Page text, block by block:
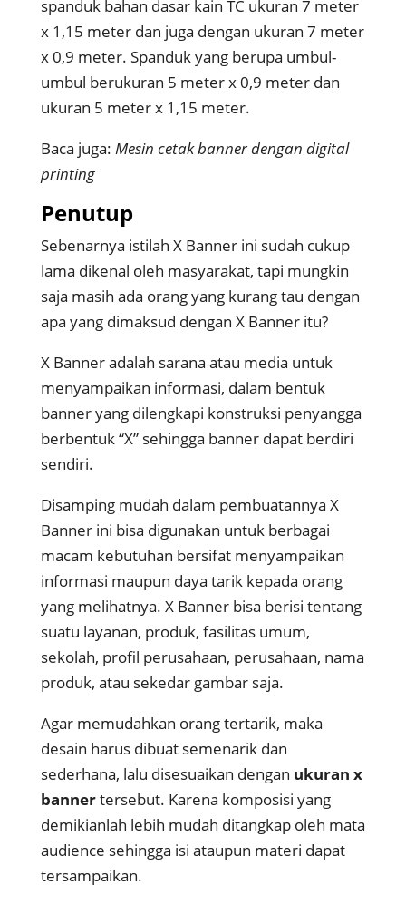
spanduk bahan dasar kain TC ukuran 7 meter
x 1,15 meter dan juga dengan ukuran 7 meter
x 0,9 meter. Spanduk yang berupa umbul-
umbul berukuran 5 meter x 0,9 meter dan
ukuran 5 meter x 1,15 meter.
Baca juga: Mesin cetak banner dengan digital
printing
Penutup
Sebenarnya istilah X Banner ini sudah cukup
lama dikenal oleh masyarakat, tapi mungkin
saja masih ada orang yang kurang tau dengan
apa yang dimaksud dengan X Banner itu?
X Banner adalah sarana atau media untuk
menyampaikan informasi, dalam bentuk
banner yang dilengkapi konstruksi penyangga
berbentuk “X” sehingga banner dapat berdiri
sendiri.
Disamping mudah dalam pembuatannya X
Banner ini bisa digunakan untuk berbagai
macam kebutuhan bersifat menyampaikan
informasi maupun daya tarik kepada orang
yang melihatnya. X Banner bisa berisi tentang
suatu layanan, produk, fasilitas umum,
sekolah, profil perusahaan, perusahaan, nama
produk, atau sekedar gambar saja.
Agar memudahkan orang tertarik, maka
desain harus dibuat semenarik dan
sederhana, lalu disesuaikan dengan ukuran x
bannertersebut. Karena komposisi yang
demikianlah lebih mudah ditangkap oleh mata
audience sehingga isi ataupun materi dapat
tersampaikan.